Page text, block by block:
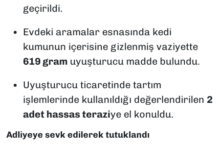
geçirildi.
Evdeki aramalar esnasında kedi
kumunun içerisine gizlenmiş vaziyette
619 gramuyuşturucu madde bulundu.
Uyuşturucu ticaretinde tartım
işlemlerinde kullanıldığı değerlendirilen 2
adet hassas teraziye el konuldu.
Adliyeye sevk edilerek tutuklandı